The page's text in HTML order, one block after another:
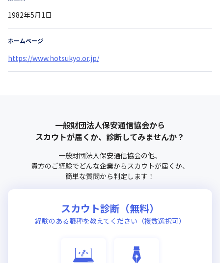
1982年5月1日
ホームページ
https://www.hotsukyo.or.jp/
一般財団法人保安通信協会から
スカウトが届くか、診断してみませんか？
一般財団法人保安通信協会の他、
貴方のご経験でどんな企業からスカウトが届くか、
簡単な質問から判定します！
スカウト診断（無料）
経験のある職種を教えてください（複数選択可）